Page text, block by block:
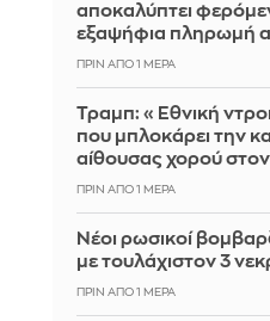
αποκαλύπτει
εξαψήφια πληρωμή
ΠΡΙΝ ΑΠΌ 1 ΜΈΡΑ
Τραμπ: «Εθνική
που μπλοκάρει την
αίθουσας χορού
ΠΡΙΝ ΑΠΌ 1 ΜΈΡΑ
Νέοι ρωσικοί
με τουλάχιστον 3
ΠΡΙΝ ΑΠΌ 1 ΜΈΡΑ